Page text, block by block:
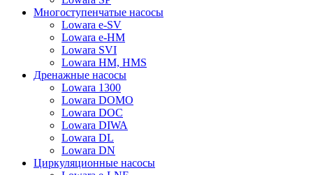
Многоступенчатые насосы
Lowara e-SV
Lowara e-HM
Lowara SVI
Lowara HM, HMS
Дренажные насосы
Lowara 1300
Lowara DOMO
Lowara DOC
Lowara DIWA
Lowara DL
Lowara DN
Циркуляционные насосы